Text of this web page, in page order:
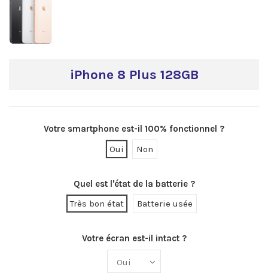
iPhone 8 Plus 128GB
Votre smartphone est-il 100% fonctionnel ?
Oui
Non
Quel est l'état de la batterie ?
Très bon état
Batterie usée
Votre écran est-il intact ?